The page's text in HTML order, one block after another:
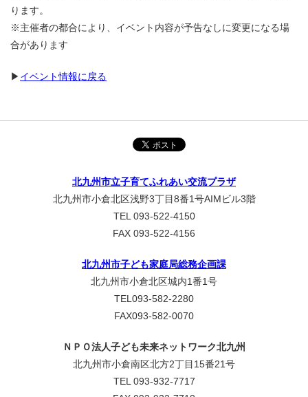
ります。
※主催者の都合により、イベント内容が予告なしに変更になる場
合があります
▶ イベント情報に戻る
北九州市立子育てふれあい交流プラザ
北九州市小倉北区浅野3丁目8番1号AIMビル3階
TEL 093-522-4150
FAX 093-522-4156
北九州市子ども家庭局総務企画課
北九州市小倉北区城内1番1号
TEL093-582-2280
FAX093-582-0070
ＮＰＯ法人子ども未来ネットワーク北九州
北九州市小倉南区北方2丁目15番21号
TEL 093-932-7717